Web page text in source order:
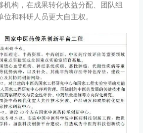
机构，在成果转化收益分配、团队组
和科研人员更大自主权。